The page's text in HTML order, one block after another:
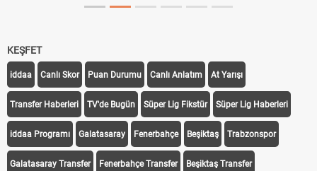
Transfer Haberleri TV'de Bugün Süper Lig Fikstür Süper Lig Haberleri
iddaa Programı Galatasaray Fenerbahçe Beşiktaş Trabzonspor
Galatasaray Transfer Fenerbahçe Transfer Beşiktaş Transfer
Trabzonspor Transfer Canlı İzle iddaa Sonuçları Aktif Sayaç